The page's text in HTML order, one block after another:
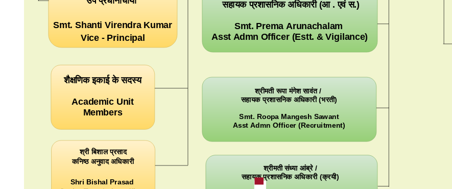
Smt. Shanti Virendra Kumar
Vice - Principal
सहायक प्रशासनिक अधिकारी (आ . एवं स.)
Smt. Prema Arunachalam
Asst Admn Officer (Estt. & Vigilance)
श्रीमती रूपा मंगेश सावंत /
सहायक प्रशासनिक अधिकारी (भरती)
Smt. Roopa Mangesh Sawant
Asst Admn Officer (Recruitment)
श्रीमती संध्या आंब्रे /
सहायक प्रशासनिक अधिकारी (क्रयी)
शैक्षणिक इकाई के सदस्य
Academic Unit
Members
श्री बिशाल प्रसाद
कनिष्ठ अनुवाद अधिकारी
Shri Bishal Prasad